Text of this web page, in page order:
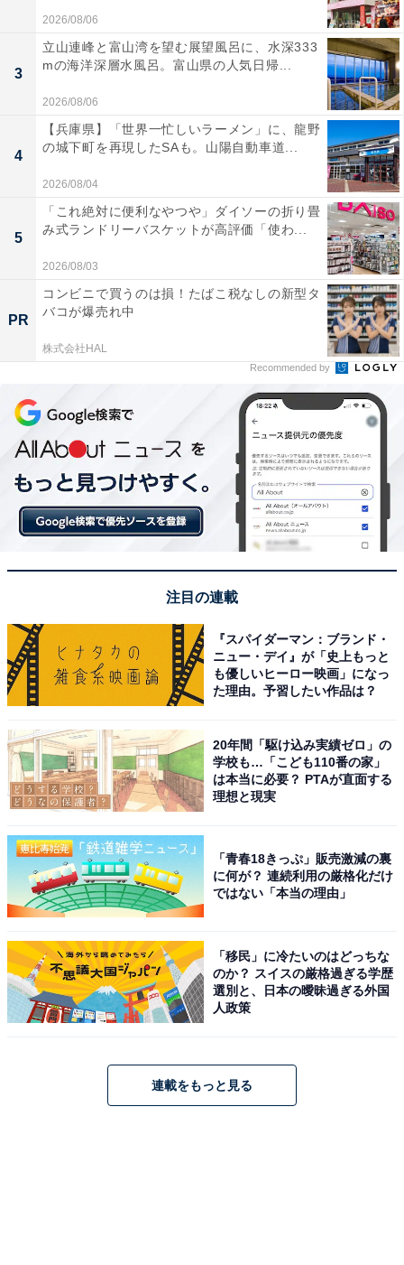
2026/08/06
3
立山連峰と富山湾を望む展望風呂に、水深333
mの海洋深層水風呂。富山県の人気日帰...
2026/08/06
4
【兵庫県】「世界一忙しいラーメン」に、龍野
の城下町を再現したSAも。山陽自動車道...
2026/08/04
5
「これ絶対に便利なやつや」ダイソーの折り畳
み式ランドリーバスケットが高評価「使わ...
2026/08/03
PR
コンビニで買うのは損！たばこ税なしの新型タ
バコが爆売れ中
株式会社HAL
Recommended by
注目の連載
『スパイダーマン：ブランド・
ニュー・デイ』が「史上もっと
も優しいヒーロー映画」になっ
た理由。予習したい作品は？
20年間「駆け込み実績ゼロ」の
学校も…「こども110番の家」
は本当に必要？ PTAが直面する
理想と現実
「青春18きっぷ」販売激減の裏
に何が？ 連続利用の厳格化だけ
ではない「本当の理由」
「移民」に冷たいのはどっちな
のか？ スイスの厳格過ぎる学歴
選別と、日本の曖昧過ぎる外国
人政策
連載をもっと見る